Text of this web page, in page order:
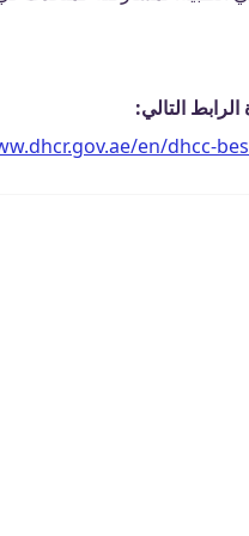
الرابط التالي:
en/dhcc-